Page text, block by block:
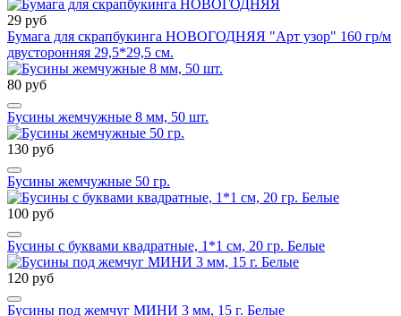
29 руб
Бумага для скрапбукинга НОВОГОДНЯЯ "Арт узор" 160 гр/м
двусторонняя 29,5*29,5 см.
80 руб
Бусины жемчужные 8 мм, 50 шт.
130 руб
Бусины жемчужные 50 гр.
100 руб
Бусины с буквами квадратные, 1*1 см, 20 гр. Белые
120 руб
Бусины под жемчуг МИНИ 3 мм, 15 г. Белые